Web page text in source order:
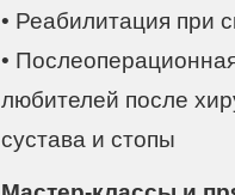
• Реабилитация при
•
любителей после
сустава и стопы